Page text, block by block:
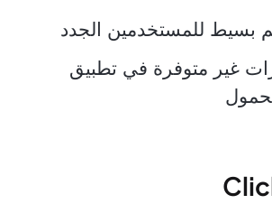
بسيط للمستخدمين الجدد
غير متوفرة في تطبيق